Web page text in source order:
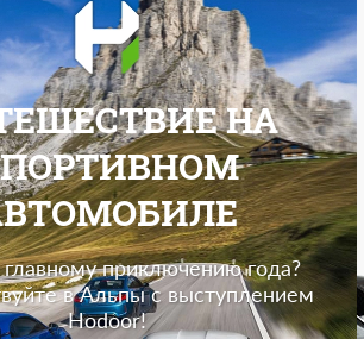
НА
главному приключению года?
в Альпы с выступлением
Hodoor!